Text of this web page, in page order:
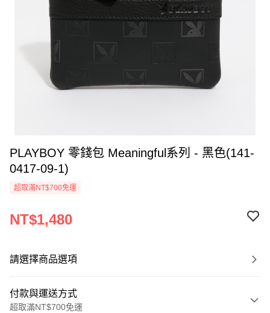
PLAYBOY 零錢包 Meaningful系列 - 黑色(141-
0417-09-1)
超取滿NT$700免運
NT$1,480
請選擇商品選項
付款與運送方式
超取滿NT$700免運